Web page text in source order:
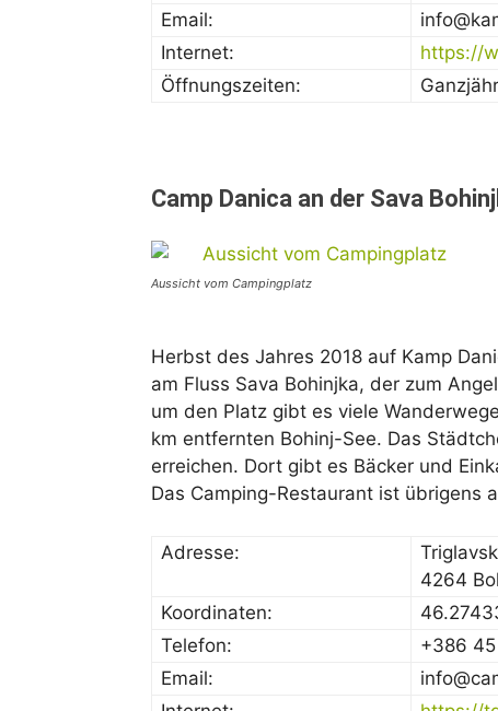
Email:
Internet:
https://
Öffnungszeiten:
Camp Danica an der Sava
Aussicht vom Campingplatz
Herbst des Jahres 2018 auf Kamp
am Fluss Sava Bohinjka, der zum
um den Platz gibt es viele
km entfernten Bohinj-See. Das
erreichen. Dort gibt es Bäcker und
Das Camping-Restaurant ist übrigens
Adresse:
4264
Koordinaten:
Telefon:
+386
Email: